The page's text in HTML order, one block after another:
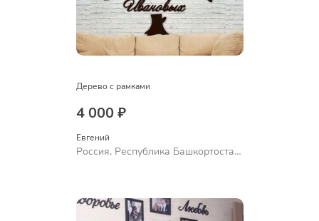
Дерево с рамками
4 000 ₽
Евгений
Россия, Республика Башкортостан,